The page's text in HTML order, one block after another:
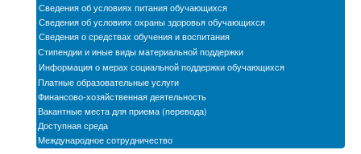
Карта сайта
Электронная информационно-образовательная
среда
Снижение бюрократической нагрузки на
педагогических работников
Сведения об условиях питания обучающихся
Сведения об условиях охраны здоровья обучающихся
Сведения о средствах обучения и воспитания
Стипендии и иные виды материальной поддержки
Информация о мерах социальной поддержки обучающихся
Платные образовательные услуги
Финансово-хозяйственная деятельность
Вакантные места для приема (перевода)
Доступная среда
Международное сотрудничество